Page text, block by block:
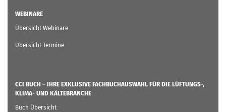
WEBINARE
Übersicht Webinare
Übersicht Termine
CCI BUCH – IHRE EXKLUSIVE FACHBUCHAUSWAHL FÜR DIE LÜFTUNGS-,
KLIMA- UND KÄLTEBRANCHE
Buch Übersicht